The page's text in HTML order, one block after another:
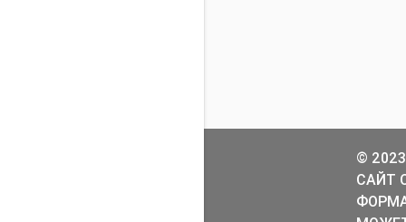
© 2023
САЙТ